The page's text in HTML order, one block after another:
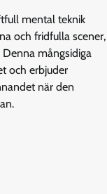
mental teknik
och fridfulla scener,
mångsidiga
och erbjuder
när den